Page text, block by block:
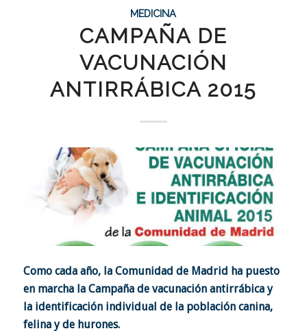
MEDICINA
CAMPAÑA DE
VACUNACIÓN
ANTIRRÁBICA 2015
Como cada año, la Comunidad de Madrid ha puesto
en marcha la Campaña de vacunación antirrábica y
la identificación individual de la población canina,
felina y de hurones.